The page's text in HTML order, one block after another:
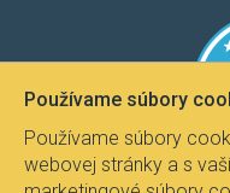
Používame súbory
Používame súbory
webovej stránky a s